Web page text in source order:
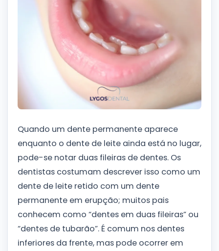
Quando um dente permanente aparece
enquanto o dente de leite ainda está no lugar,
pode-se notar duas fileiras de dentes. Os
dentistas costumam descrever isso como um
dente de leite retido com um dente
permanente em erupção; muitos pais
conhecem como “dentes em duas fileiras” ou
“dentes de tubarão”. É comum nos dentes
inferiores da frente, mas pode ocorrer em